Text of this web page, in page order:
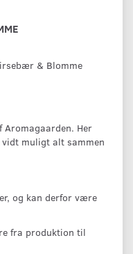
& Blomme
Aromagaarden. Her
muligt alt sammen
og kan derfor være
fra produktion til